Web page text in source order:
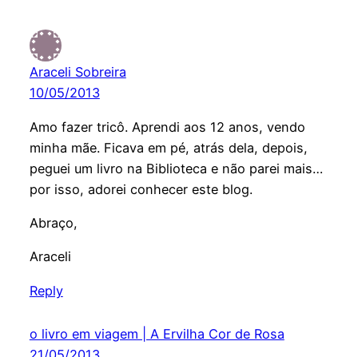
Araceli Sobreira
10/05/2013
Amo fazer tricô. Aprendi aos 12 anos, vendo
minha mãe. Ficava em pé, atrás dela, depois,
peguei um livro na Biblioteca e não parei mais…
por isso, adorei conhecer este blog.
Abraço,
Araceli
Reply
o livro em viagem | A Ervilha Cor de Rosa